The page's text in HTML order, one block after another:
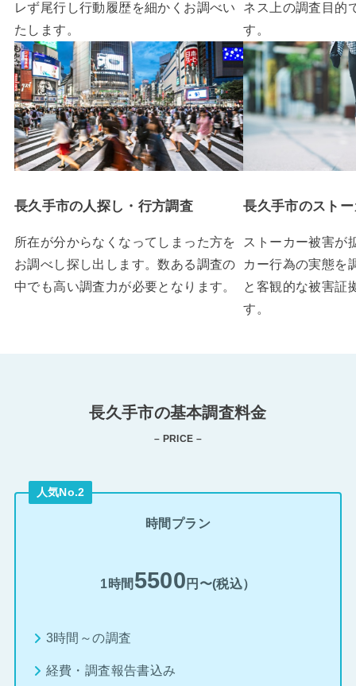
レず尾行し行動履歴を細かくお調べい
たします。
ネス上の調査目的
す。
長久手市の人探し・行方調査
所在が分からなくなってしまった方を
お調べし探し出します。数ある調査の
中でも高い調査力が必要となります。
長久手市のスト
ストーカー被害が
カー行為の実態を
と客観的な被害証
す。
長久手市の基本調査料金
– PRICE –
人気No.2
時間プラン
1時間 5500 円〜(税込）
3時間～の調査
経費・調査報告書込み